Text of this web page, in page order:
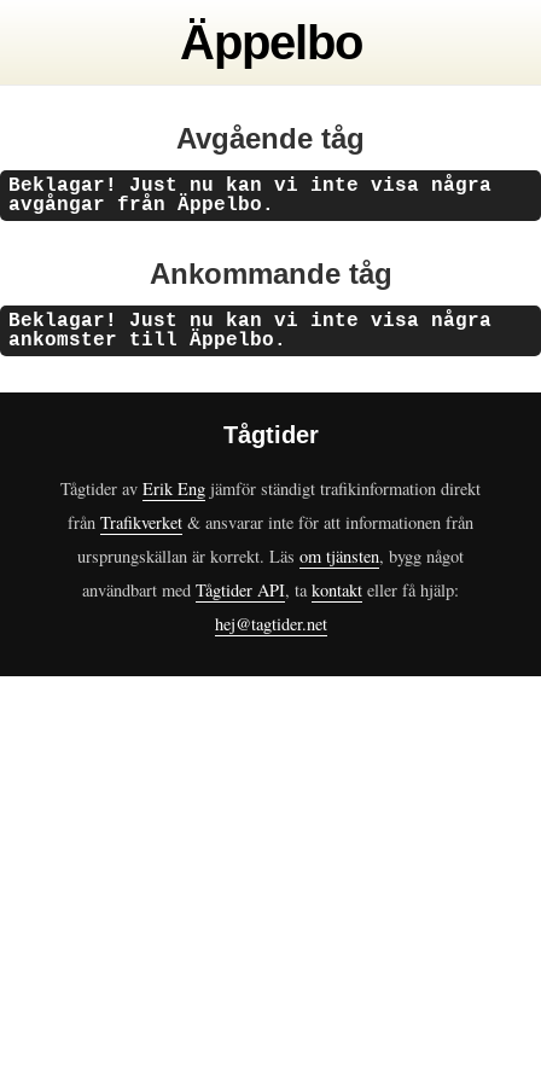
Äppelbo
Avgående tåg
Beklagar! Just nu kan vi inte visa några
avgångar från Äppelbo.
Ankommande tåg
Beklagar! Just nu kan vi inte visa några
ankomster till Äppelbo.
Tågtider
Tågtider av Erik Eng jämför ständigt trafikinformation direkt
från Trafikverket & ansvarar inte för att informationen från
ursprungskällan är korrekt. Läs om tjänsten, bygg något
användbart med Tågtider API, takontakt eller få hjälp:
hej@tagtider.net